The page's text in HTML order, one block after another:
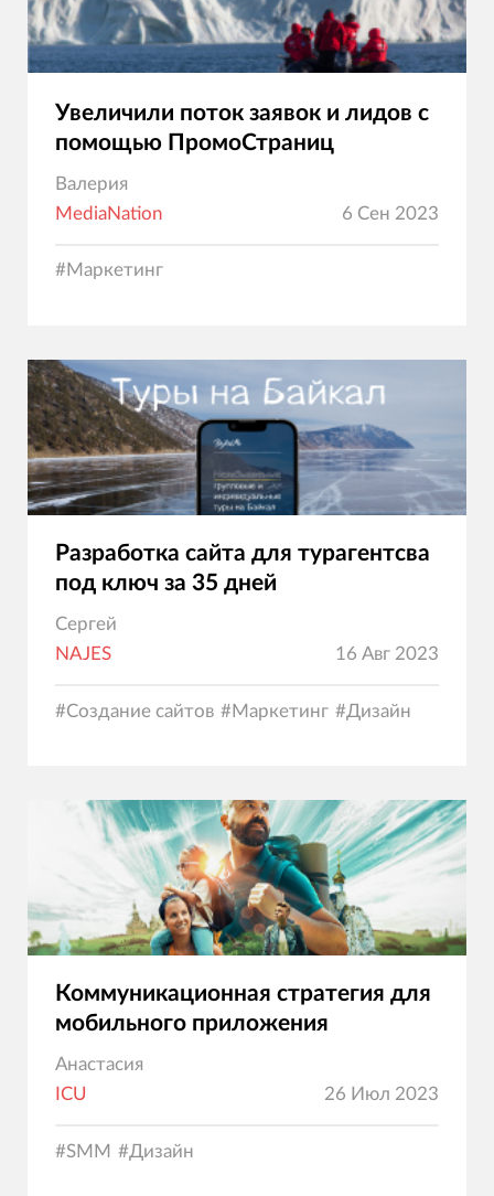
Увеличили поток заявок и лидов с
помощью ПромоСтраниц
Валерия
MediaNation
6 Сен 2023
#Маркетинг
Разработка сайта для турагентсва
под ключ за 35 дней
Сергей
NAJES
16 Авг 2023
#Создание сайтов #Маркетинг #Дизайн
Коммуникационная стратегия для
мобильного приложения
Анастасия
ICU
26 Июл 2023
#SMM #Дизайн